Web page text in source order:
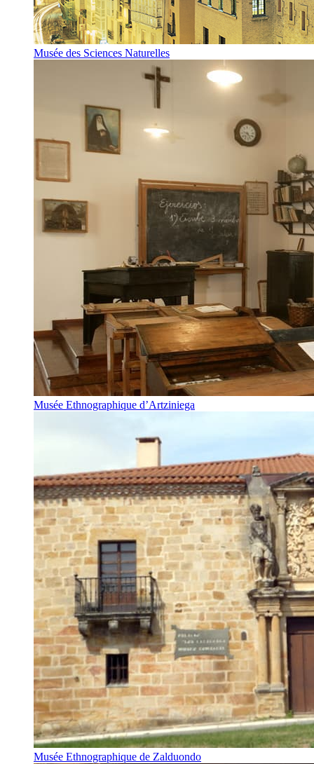
Musée des Sciences Naturelles
Musée Ethnographique d’Artziniega
Musée Ethnographique de Zalduondo